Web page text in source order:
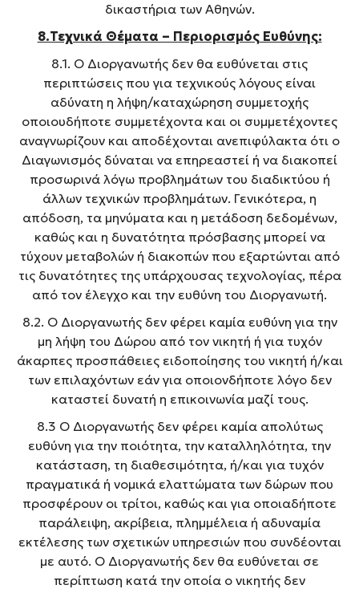
δικαστήρια των Αθηνών.
8.Τεχνικά Θέματα – Περιορισμός Ευθύνης:
8.1. Ο Διοργανωτής δεν θα ευθύνεται στις
περιπτώσεις που για τεχνικούς λόγους είναι
αδύνατη η λήψη/καταχώρηση συμμετοχής
οποιουδήποτε συμμετέχοντα και οι συμμετέχοντες
αναγνωρίζουν και αποδέχονται ανεπιφύλακτα ότι ο
Διαγωνισμός δύναται να επηρεαστεί ή να διακοπεί
προσωρινά λόγω προβλημάτων του διαδικτύου ή
άλλων τεχνικών προβλημάτων. Γενικότερα, η
απόδοση, τα μηνύματα και η μετάδοση δεδομένων,
καθώς και η δυνατότητα πρόσβασης μπορεί να
τύχουν μεταβολών ή διακοπών που εξαρτώνται από
τις δυνατότητες της υπάρχουσας τεχνολογίας, πέρα
από τον έλεγχο και την ευθύνη του Διοργανωτή.
8.2. Ο Διοργανωτής δεν φέρει καμία ευθύνη για την
μη λήψη του Δώρου από τον νικητή ή για τυχόν
άκαρπες προσπάθειες ειδοποίησης του νικητή ή/και
των επιλαχόντων εάν για οποιονδήποτε λόγο δεν
καταστεί δυνατή η επικοινωνία μαζί τους.
8.3 Ο Διοργανωτής δεν φέρει καμία απολύτως
ευθύνη για την ποιότητα, την καταλληλότητα, την
κατάσταση, τη διαθεσιμότητα, ή/και για τυχόν
πραγματικά ή νομικά ελαττώματα των δώρων που
προσφέρουν οι τρίτοι, καθώς και για οποιαδήποτε
παράλειψη, ακρίβεια, πλημμέλεια ή αδυναμία
εκτέλεσης των σχετικών υπηρεσιών που συνδέονται
με αυτό. Ο Διοργανωτής δεν θα ευθύνεται σε
περίπτωση κατά την οποία ο νικητής δεν